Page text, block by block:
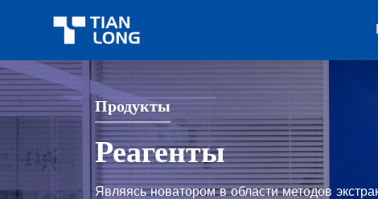
Продукты
Реагенты
Являясь новатором в области методов